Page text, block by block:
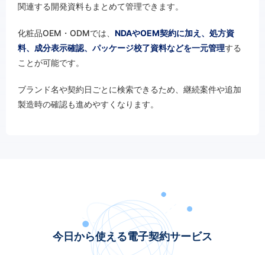
関連する開発資料もまとめて管理できます。
化粧品OEM・ODMでは、 NDAやOEM契約に加え、処方資
料、成分表示確認、パッケージ校了資料などを一元管理する
ことが可能です。
ブランド名や契約日ごとに検索できるため、継続案件や追加
製造時の確認も進めやすくなります。
今日から使える電子契約サービス